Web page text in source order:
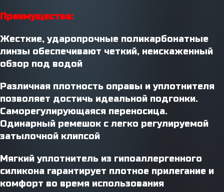
Преимущества:
Жесткие, ударопрочные поликарбонатные
линзы обеспечивают четкий, неискаженный
обзор под водой
Различная плотность оправы и уплотнителя
позволяет достичь идеальной подгонки.
Саморегулирующаяся переносица.
Одинарный ремешок с легко регулируемой
затылочной клипсой
Мягкий уплотнитель из гипоаллергенного
силикона гарантирует плотное прилегание и
комфорт во время использования